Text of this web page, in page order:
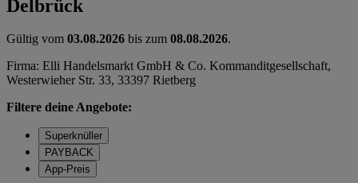
Delbrück
Gültig vom 03.08.2026 bis zum 08.08.2026.
Firma: Elli Handelsmarkt GmbH & Co. Kommanditgesellschaft,
Westerwieher Str. 33, 33397 Rietberg
Filtere deine Angebote:
Superknüller
PAYBACK
App-Preis